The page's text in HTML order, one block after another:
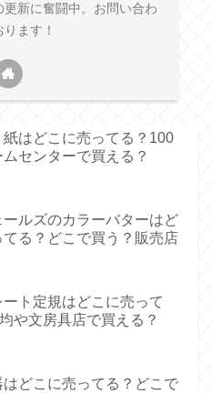
更新に奮闘中。お問い合わ
ます！
はどこに売ってる？100
センターで買える？
ールズのカラーバターはど
てる？どこで買う？販売店
ート定規はどこに売って
や文房具店で買える？
どこに売ってる？どこで